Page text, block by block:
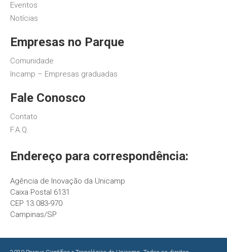
Eventos
Notícias
Empresas no Parque
Comunidade
Incamp – Empresas graduadas
Fale Conosco
Contato
F.A.Q.
Endereço para correspondência:
Agência de Inovação da Unicamp
Caixa Postal 6131
CEP 13.083-970
Campinas/SP